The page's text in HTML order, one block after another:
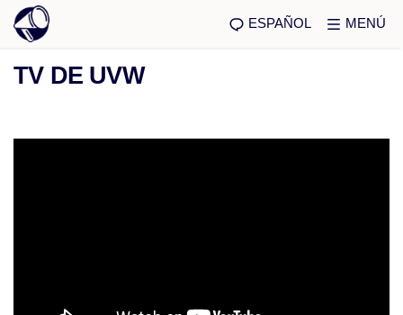
ESPAÑOL MENÚ
TV DE UVW